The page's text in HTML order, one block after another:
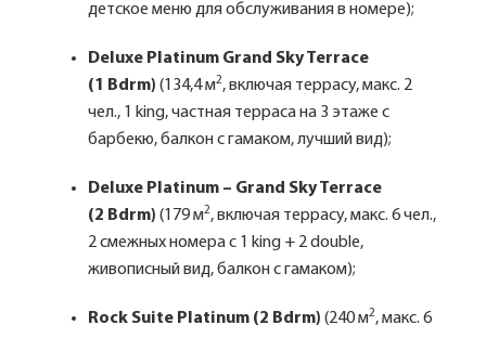
детское меню для обслуживания в номере);
Deluxe Platinum Grand Sky Terrace
(1 Bdrm) (134,4 м2, включая террасу, макс. 2
чел., 1 king, частная терраса на 3 этаже с
барбекю, балкон с гамаком, лучший вид);
Deluxe Platinum – Grand Sky Terrace
(2 Bdrm) (179 м2, включая террасу, макс. 6 чел.,
2 смежных номера с 1 king + 2 double,
живописный вид, балкон с гамаком);
Rock Suite Platinum (2 Bdrm) (240 м2, макс. 6